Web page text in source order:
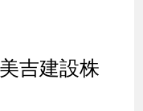
吉建設株